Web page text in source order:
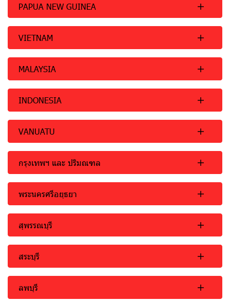
PAPUA NEW GUINEA
VIETNAM
MALAYSIA
INDONESIA
VANUATU
กรุงเทพฯ และ ปริมณฑล
พระนครศรีอยุธยา
สุพรรณบุรี
สระบุรี
ลพบุรี